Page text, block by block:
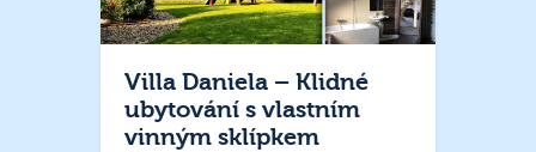
Villa Daniela – Klidné
ubytování s vlastním
vinným sklípkem